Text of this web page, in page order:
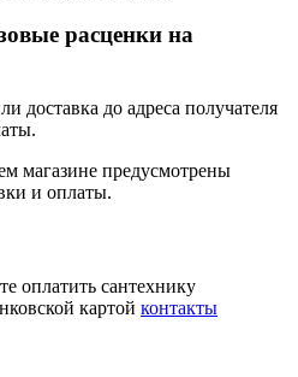
расценки на
доставка до адреса получателя
магазине предусмотрены
и оплаты.
оплатить сантехнику
картой контакты